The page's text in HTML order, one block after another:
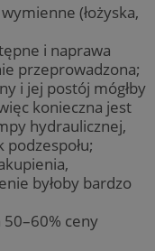
(łożyska,
i naprawa
przeprowadzona;
i jej postój mógłby
konieczna jest
hydraulicznej,
byłoby bardzo
ceny